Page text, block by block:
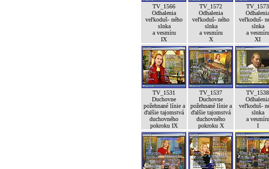
TV_1566
Odhalenia
veľkoduš- ného
slnka
a vesmíru
IX
TV_1572
Odhalenia
veľkoduš- ného
slnka
a vesmíru
X
TV_1573
Odhalenia
veľkoduš-
slnka
a vesmíru
XI
TV_1531
Duchovne
požehnané línie a
ďalšie tajomstvá
duchovného
pokroku IX
TV_1537
Duchovne
požehnané línie a
ďalšie tajomstvá
duchovného
pokroku X
TV_1538
Odhalenia
veľkoduš-
slnka
a vesmíru
I